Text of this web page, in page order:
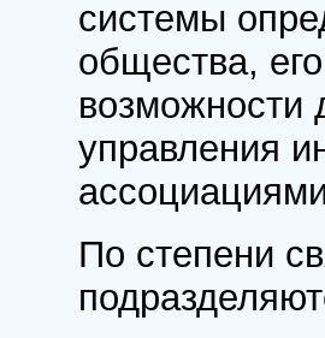
системы
общества,
возможности
управления
По степени